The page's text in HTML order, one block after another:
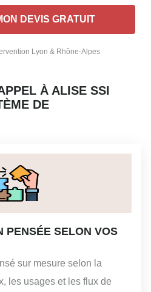
Lyon & Rhône-Alpes
À ALISE SSI
DE
PENSÉE SELON VOS
sur mesure selon la
les usages et les flux de